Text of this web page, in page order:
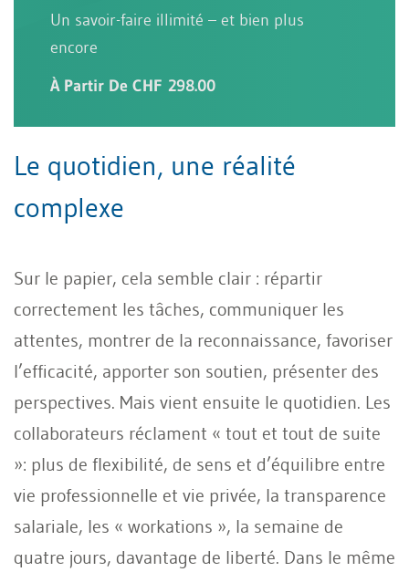
Un savoir-faire illimité – et bien plus
encore
À Partir De CHF 298.00
Le quotidien, une réalité
complexe
Sur le papier, cela semble clair : répartir
correctement les tâches, communiquer les
attentes, montrer de la reconnaissance, favoriser
l’efficacité, apporter son soutien, présenter des
perspectives. Mais vient ensuite le quotidien. Les
collaborateurs réclament « tout et tout de suite
»: plus de flexibilité, de sens et d’équilibre entre
vie professionnelle et vie privée, la transparence
salariale, les « workations », la semaine de
quatre jours, davantage de liberté. Dans le même